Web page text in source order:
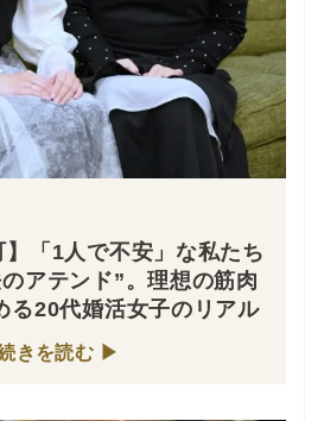
】「1人で不安」な私たち
アテンド”。理想の筋肉
る20代婚活女子のリアル
きを読む